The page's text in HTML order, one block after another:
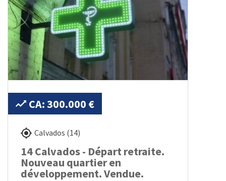
CA: 300.000 €
Calvados (14)
14 Calvados - Départ retraite.
Nouveau quartier en
développement. Vendue.